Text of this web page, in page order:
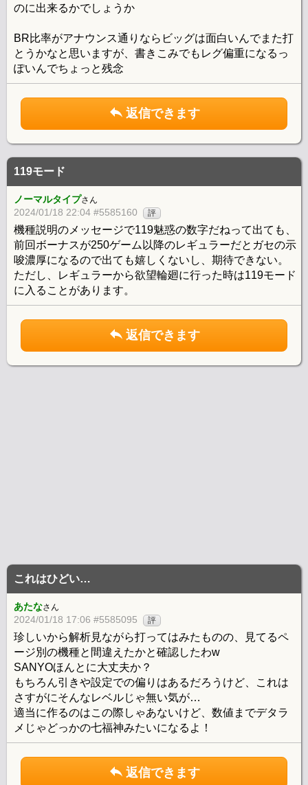
のに出来るかでしょうか
BR比率がアナウンス通りならビッグは面白いんでまた打
とうかなと思いますが、書きこみでもレグ偏重になるっ
ぽいんでちょっと残念
返信できます
119モード
ノーマルタイプさん
2024/01/18 22:04 #5585160 評
機種説明のメッセージで119魅惑の数字だねって出ても、
前回ボーナスが250ゲーム以降のレギュラーだとガセの示
唆濃厚になるので出ても嬉しくないし、期待できない。
ただし、レギュラーから欲望輪廻に行った時は119モード
に入ることがあります。
返信できます
これはひどい…
あたなさん
2024/01/18 17:06 #5585095 評
珍しいから解析見ながら打ってはみたものの、見てるペ
ージ別の機種と間違えたかと確認したわw
SANYOほんとに大丈夫か？
もちろん引きや設定での偏りはあるだろうけど、これは
さすがにそんなレベルじゃ無い気が…
適当に作るのはこの際しゃあないけど、数値までデタラ
メじゃどっかの七福神みたいになるよ！
返信できます